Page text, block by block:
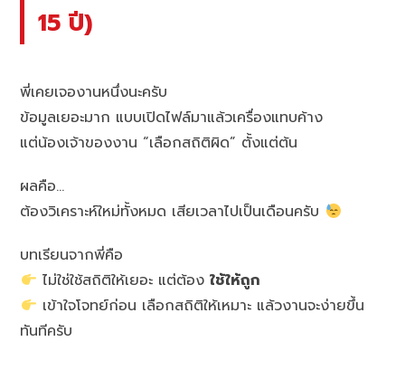
15 ปี)
พี่เคยเจองานหนึ่งนะครับ
ข้อมูลเยอะมาก แบบเปิดไฟล์มาแล้วเครื่องแทบค้าง
แต่น้องเจ้าของงาน “เลือกสถิติผิด” ตั้งแต่ต้น
ผลคือ…
ต้องวิเคราะห์ใหม่ทั้งหมด เสียเวลาไปเป็นเดือนครับ
บทเรียนจากพี่คือ
ไม่ใช่ใช้สถิติให้เยอะ แต่ต้อง ใช้ให้ถูก
เข้าใจโจทย์ก่อน เลือกสถิติให้เหมาะ แล้วงานจะง่ายขึ้น
ทันทีครับ